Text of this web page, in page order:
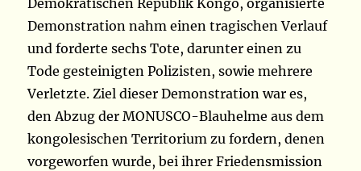
Demokratischen Republik Kongo, organisierte
Demonstration nahm einen tragischen Verlauf
und forderte sechs Tote, darunter einen zu
Tode gesteinigten Polizisten, sowie mehrere
Verletzte. Ziel dieser Demonstration war es,
den Abzug der MONUSCO-Blauhelme aus dem
kongolesischen Territorium zu fordern, denen
vorgeworfen wurde, bei ihrer Friedensmission